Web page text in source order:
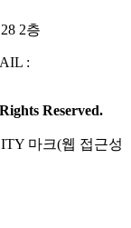
2층
:
Reserved.